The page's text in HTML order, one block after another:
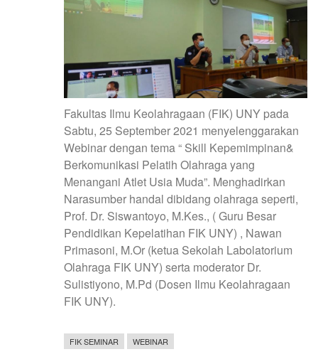
Fakultas Ilmu Keolahragaan (FIK) UNY pada
Sabtu, 25 September 2021 menyelenggarakan
Webinar dengan tema “ Skill Kepemimpinan&
Berkomunikasi Pelatih Olahraga yang
Menangani Atlet Usia Muda”. Menghadirkan
Narasumber handal dibidang olahraga seperti,
Prof. Dr. Siswantoyo, M.Kes., ( Guru Besar
Pendidikan Kepelatihan FIK UNY) , Nawan
Primasoni, M.Or (ketua Sekolah Labolatorium
Olahraga FIK UNY) serta moderator Dr.
Sulistiyono, M.Pd (Dosen Ilmu Keolahragaan
FIK UNY).
FIK SEMINAR WEBINAR